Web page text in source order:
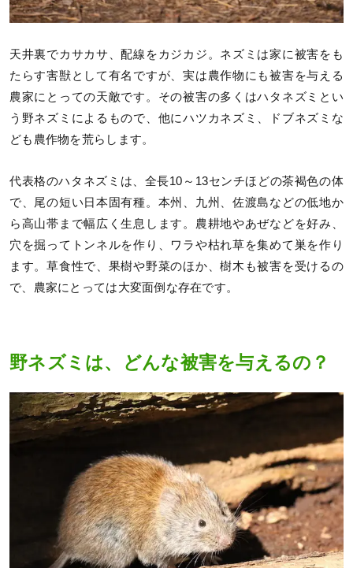
天井裏でカサカサ、配線をカジカジ。ネズミは家に被害をも
たらす害獣として有名ですが、実は農作物にも被害を与える
農家にとっての天敵です。その被害の多くはハタネズミとい
う野ネズミによるもので、他にハツカネズミ、ドブネズミな
ども農作物を荒らします。
代表格のハタネズミは、全長10～13センチほどの茶褐色の体
で、尾の短い日本固有種。本州、九州、佐渡島などの低地か
ら高山帯まで幅広く生息します。農耕地やあぜなどを好み、
穴を掘ってトンネルを作り、ワラや枯れ草を集めて巣を作り
ます。草食性で、果樹や野菜のほか、樹木も被害を受けるの
で、農家にとっては大変面倒な存在です。
野ネズミは、どんな被害を与えるの？